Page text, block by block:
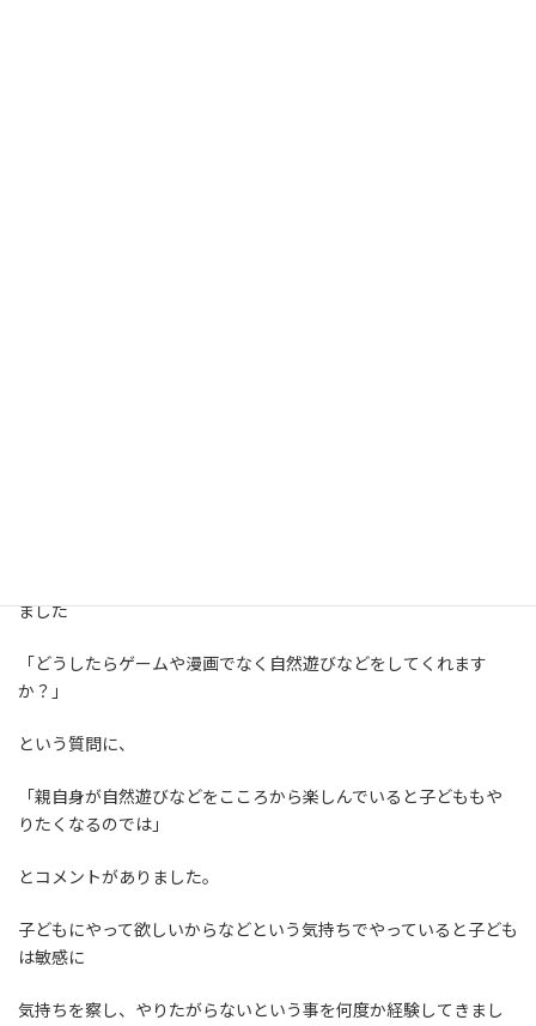
ました
「どうしたらゲームや漫画でなく自然遊びなどをしてくれます
か？」
という質問に、
「親自身が自然遊びなどをこころから楽しんでいると子どももや
りたくなるのでは」
とコメントがありました。
子どもにやって欲しいからなどという気持ちでやっていると子ども
は敏感に
気持ちを察し、やりたがらないという事を何度か経験してきまし